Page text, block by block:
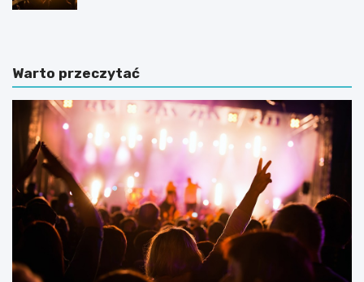
Warto przeczytać